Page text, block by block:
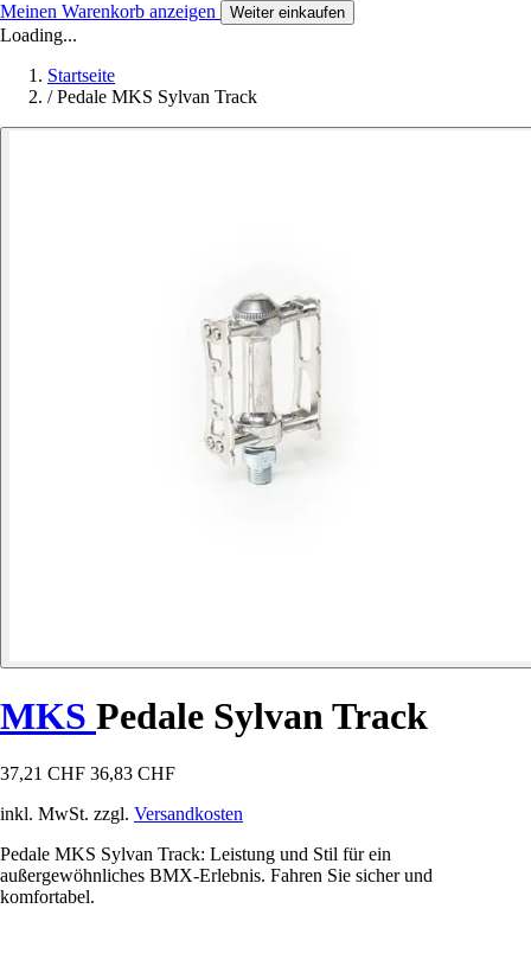
Meinen Warenkorb anzeigen Weiter einkaufen
Loading...
Startseite
/ Pedale MKS Sylvan Track
MKS Pedale Sylvan Track
37,21 CHF 36,83 CHF
inkl. MwSt. zzgl. Versandkosten
Pedale MKS Sylvan Track: Leistung und Stil für ein
außergewöhnliches BMX-Erlebnis. Fahren Sie sicher und
komfortabel.